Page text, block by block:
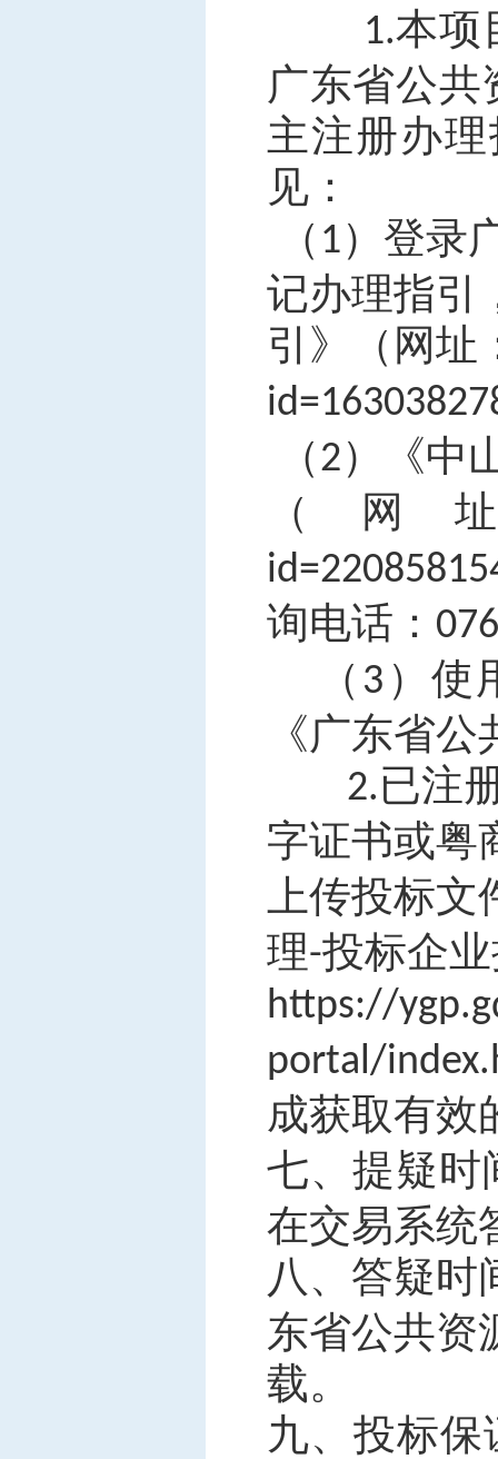
1.本项
广东省公
主注册办
见：
（ 1） 登录
记办理指引
引》（网址
（2）《中
（
网
询电话：
（3）使
《广东省
2.已注
字证书或粤
上传投标
理-投标企
https://
portal/
成获取有效
七、提疑时
在交易系统
八 、答疑时
东省公共资
载。
九、投标保